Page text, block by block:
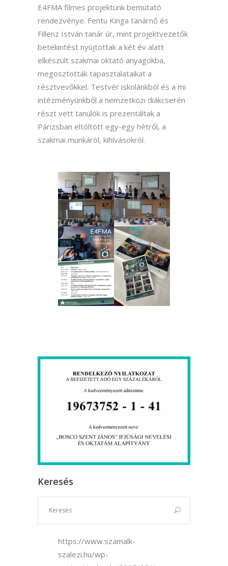
E4FMA filmes projektünk bemutató
rendezvénye. Fentu Kinga tanárnő és
Fillenz István tanár úr, mint projektvezetők
betekintést nyújtottak a két év alatt
elkészült szakmai oktató anyagokba,
megosztották tapasztalataikat a
résztvevőkkel. Testvér iskolánkból és a mi
intézményünkből a nemzetközi diákcserén
részt vett tanulók is prezentáltak a
Párizsban eltöltött egy-egy hétről, a
szakmai munkáról, kihívásokról.
Keresés
https://www.szamalk-
szalezi.hu/wp-